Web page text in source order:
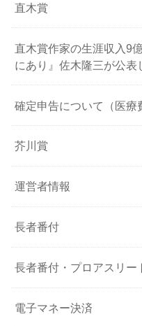
直木賞
直木賞作家の生涯収入9
にあり』佐木隆三が公
確定申告について（医療
芥川賞
運営者情報
長者番付
長者番付・プロアスリー
電子マネー決済